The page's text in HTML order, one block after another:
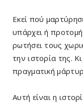
Εκεί πού
υπάρχει ή
ρωτήσει τους
την ιστορία της.
πραγματική
Αυτή είναι η